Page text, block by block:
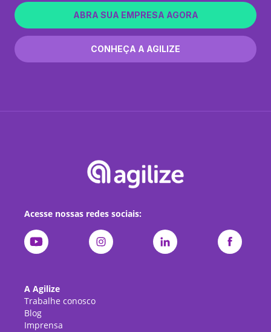
ABRA SUA EMPRESA AGORA
CONHEÇA A AGILIZE
Acesse nossas redes sociais:
A Agilize
Trabalhe conosco
Blog
Imprensa